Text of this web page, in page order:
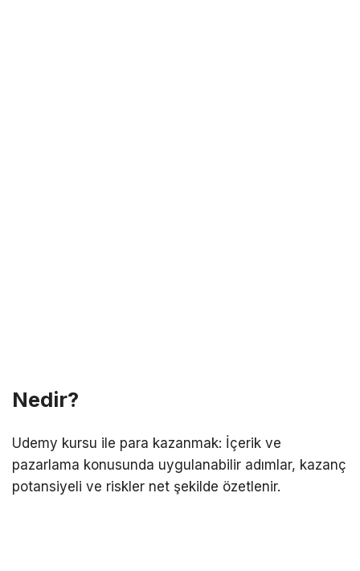
Nedir?
Udemy kursu ile para kazanmak: İçerik ve
pazarlama konusunda uygulanabilir adımlar, kazanç
potansiyeli ve riskler net şekilde özetlenir.